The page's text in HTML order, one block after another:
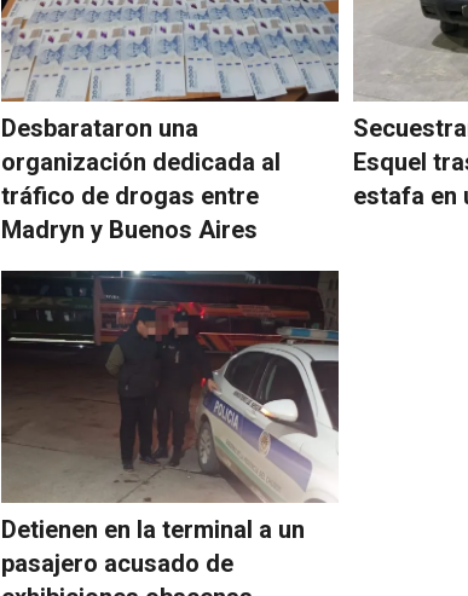
Desbarataron una
organización dedicada al
tráfico de drogas entre
Madryn y Buenos Aires
Esquel
estafa en
Detienen en la terminal a un
pasajero acusado de